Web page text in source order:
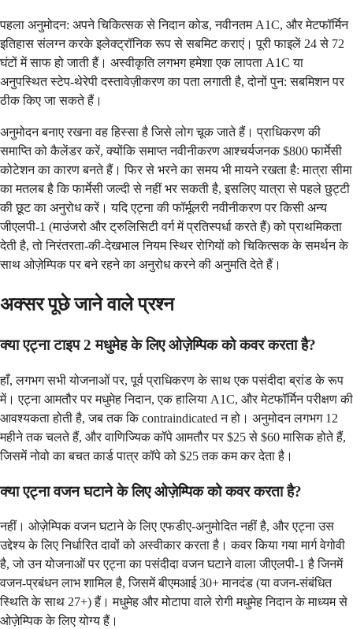
पहला अनुमोदन: अपने चिकित्सक से निदान कोड, नवीनतम A1C, और मेटफॉर्मिन
इतिहास संलग्न करके इलेक्ट्रॉनिक रूप से सबमिट कराएं। पूरी फाइलें 24 से 72
घंटों में साफ हो जाती हैं। अस्वीकृति लगभग हमेशा एक लापता A1C या
अनुपस्थित स्टेप-थेरेपी दस्तावेज़ीकरण का पता लगाती है, दोनों पुन: सबमिशन पर
ठीक किए जा सकते हैं।
अनुमोदन बनाए रखना वह हिस्सा है जिसे लोग चूक जाते हैं। प्राधिकरण की
समाप्ति को कैलेंडर करें, क्योंकि समाप्त नवीनीकरण आश्चर्यजनक $800 फार्मेसी
कोटेशन का कारण बनते हैं। फिर से भरने का समय भी मायने रखता है: मात्रा सीमा
का मतलब है कि फार्मेसी जल्दी से नहीं भर सकती है, इसलिए यात्रा से पहले छुट्टी
की छूट का अनुरोध करें। यदि एट्ना की फॉर्मूलरी नवीनीकरण पर किसी अन्य
जीएलपी-1 (माउंजरो और ट्रुलिसिटी वर्ग में प्रतिस्पर्धा करते हैं) को प्राथमिकता
देती है, तो निरंतरता-की-देखभाल नियम स्थिर रोगियों को चिकित्सक के समर्थन के
साथ ओज़ेम्पिक पर बने रहने का अनुरोध करने की अनुमति देते हैं।
अक्सर पूछे जाने वाले प्रश्न
क्या एट्ना टाइप 2 मधुमेह के लिए ओज़ेम्पिक को कवर करता है?
हाँ, लगभग सभी योजनाओं पर, पूर्व प्राधिकरण के साथ एक पसंदीदा ब्रांड के रूप
में। एट्ना आमतौर पर मधुमेह निदान, एक हालिया A1C, और मेटफॉर्मिन परीक्षण की
आवश्यकता होती है, जब तक कि contraindicated न हो। अनुमोदन लगभग 12
महीने तक चलते हैं, और वाणिज्यिक कॉपे आमतौर पर $25 से $60 मासिक होते हैं,
जिसमें नोवो का बचत कार्ड पात्र कॉपे को $25 तक कम कर देता है।
क्या एट्ना वजन घटाने के लिए ओज़ेम्पिक को कवर करता है?
नहीं। ओज़ेम्पिक वजन घटाने के लिए एफडीए-अनुमोदित नहीं है, और एट्ना उस
उद्देश्य के लिए निर्धारित दावों को अस्वीकार करता है। कवर किया गया मार्ग वेगोवी
है, जो उन योजनाओं पर एट्ना का पसंदीदा वजन घटाने वाला जीएलपी-1 है जिनमें
वजन-प्रबंधन लाभ शामिल है, जिसमें बीएमआई 30+ मानदंड (या वजन-संबंधित
स्थिति के साथ 27+) हैं। मधुमेह और मोटापा वाले रोगी मधुमेह निदान के माध्यम से
ओज़ेम्पिक के लिए योग्य हैं।